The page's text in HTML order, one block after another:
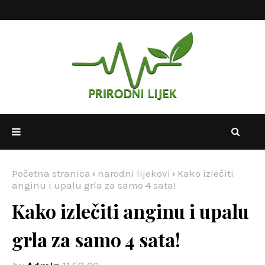
Početna stranica narodni lijekovi
Kako izlečiti
anginu i upalu grla za samo 4 sata!
Kako izlečiti anginu i upalu
grla za samo 4 sata!